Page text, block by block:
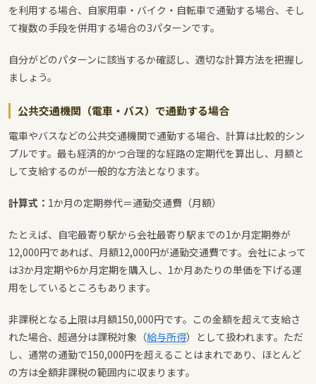
を利用する場合、自家用車・バイク・自転車で通勤する場合、そし
て複数の手段を併用する場合の3パターンです。
自分がどのパターンに該当するか確認し、適切な計算方法を把握し
ましょう。
公共交通機関（電車・バス）で通勤する場合
電車やバスなどの公共交通機関で通勤する場合、計算は比較的シン
プルです。最も経済的かつ合理的な経路の定期代を算出し、月額と
して支給するのが一般的な方法となります。
計算式： 1か月の定期券代＝通勤交通費（月額）
たとえば、自宅最寄り駅から会社最寄り駅までの1か月定期券が
12,000円であれば、月額12,000円が通勤交通費です。会社によって
は3か月定期や6か月定期を購入し、1か月あたりの単価を下げる運
用をしているところもあります。
非課税となる上限は月額150,000円です。この金額を超えて支給さ
れた場合、超過分は課税対象（給与所得）として扱われます。ただ
し、通常の通勤で150,000円を超えることはまれであり、ほとんど
の方は全額非課税の範囲内に収まります。